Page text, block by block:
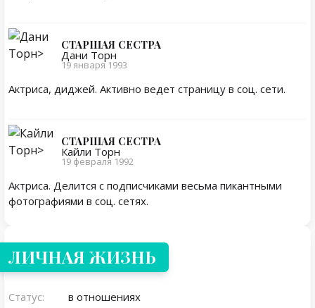
СТАРШАЯ СЕСТРА
Дани Торн
19 января 1993
Актриса, диджей. Активно ведет страницу в соц. сети.
СТАРШАЯ СЕСТРА
Кайли Торн
19 февраля 1992
Актриса. Делится с подписчиками весьма пикантными
фотографиями в соц. сетях.
Личная жизнь
ЛИЧНАЯ ЖИЗНЬ
Статус:
в отношениях